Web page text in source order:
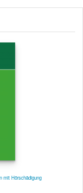
mit Hörschädigung